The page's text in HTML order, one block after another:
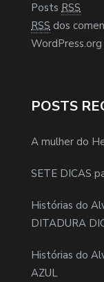
Posts RSS
RSS dos
WordPress.org
POSTS
A mulher do
SETE DICAS
Histórias do
DITADURA
Histórias do
AZUL